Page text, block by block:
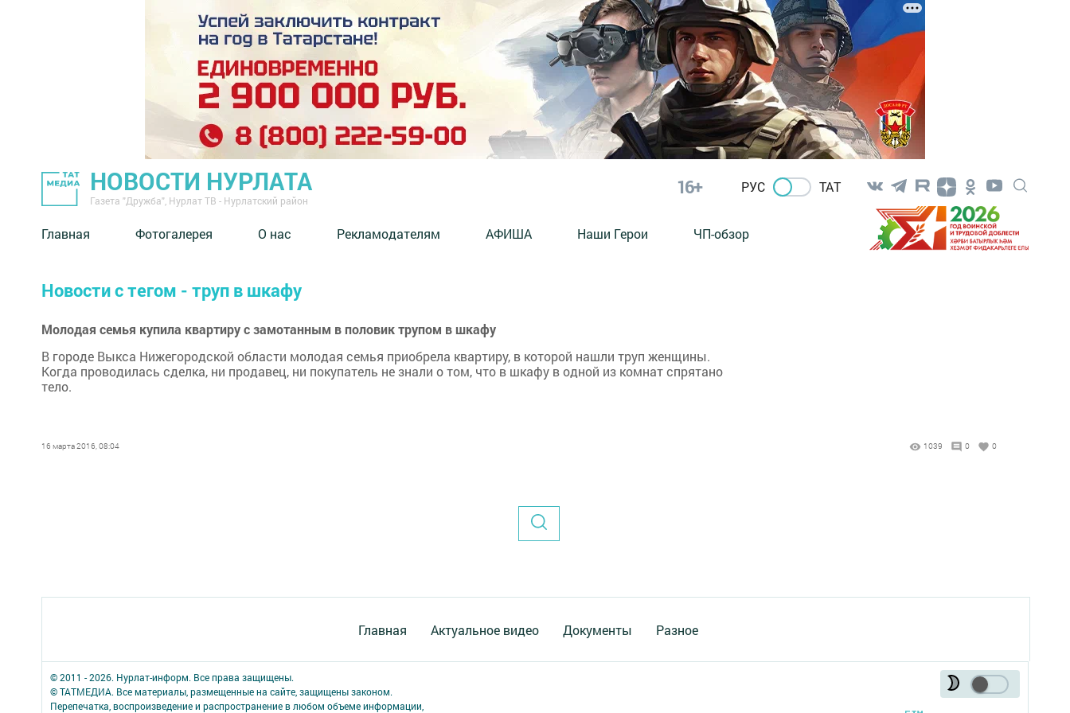
НОВОСТИ НУРЛАТА
Газета "Дружба", Нурлат ТВ - Нурлатский район
16+ РУС ТАТ
Главная Фотогалерея О нас Рекламодателям АФИША Наши Герои ЧП-обзор
Новости с тегом - труп в шкафу
Молодая семья купила квартиру с замотанным в половик трупом в шкафу
В городе Выкса Нижегородской области молодая семья приобрела квартиру, в которой нашли труп женщины.
Когда проводилась сделка, ни продавец, ни покупатель не знали о том, что в шкафу в одной из комнат спрятано
тело.
16 марта 2016, 08:04 1039 0 0
Главная Актуальное видео Документы Разное
© 2011 - 2026. Нурлат-⁠информ. Все права защищены.
© ТАТМЕДИА. Все материалы, размещенные на сайте, защищены законом.
Перепечатка, воспроизведение и распространение в любом объеме информации,